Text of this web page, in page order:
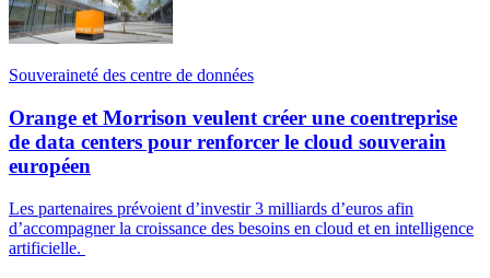
Souveraineté des centre de données
Orange et Morrison veulent créer une coentreprise
de data centers pour renforcer le cloud souverain
européen
Les partenaires prévoient d’investir 3 milliards d’euros afin
d’accompagner la croissance des besoins en cloud et en intelligence
artificielle.